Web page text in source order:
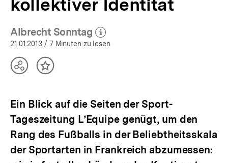
kollektiver Identität
Albrecht Sonntag
(Mehr zum Autor)
öffnen
21.01.2013 / 7 Minuten zu lesen
TeilenInhalt
Ein Blick auf die Seiten der Sport-
Tageszeitung L’Equipe genügt, um den
Rang des Fußballs in der Beliebtheitsskala
der Sportarten in Frankreich abzumessen: